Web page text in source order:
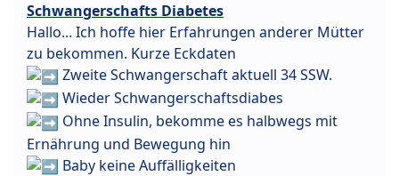
Schwangerschafts Diabetes
Hallo... Ich hoffe hier Erfahrungen anderer Mütter
zu bekommen. Kurze Eckdaten
Zweite Schwangerschaft aktuell 34 SSW.
Wieder Schwangerschaftsdiabes
Ohne Insulin, bekomme es halbwegs mit
Ernährung und Bewegung hin
Baby keine Auffälligkeiten